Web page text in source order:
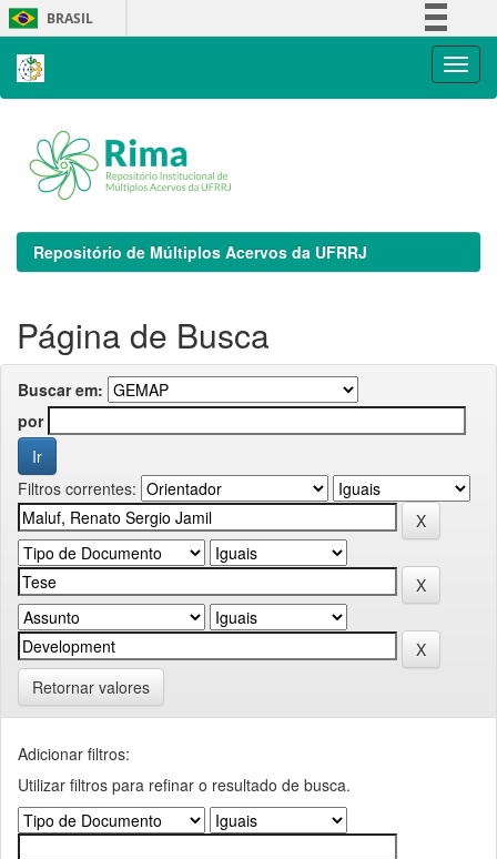
Skip
navigation
BRASIL
Repositório de Múltiplos Acervos da UFRRJ
Página de Busca
Buscar em:
por
Filtros correntes:
Retornar valores
Adicionar filtros:
Utilizar filtros para refinar o resultado de busca.